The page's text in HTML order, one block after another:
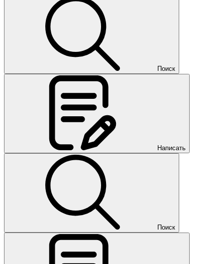
Поиск
Написать
Поиск